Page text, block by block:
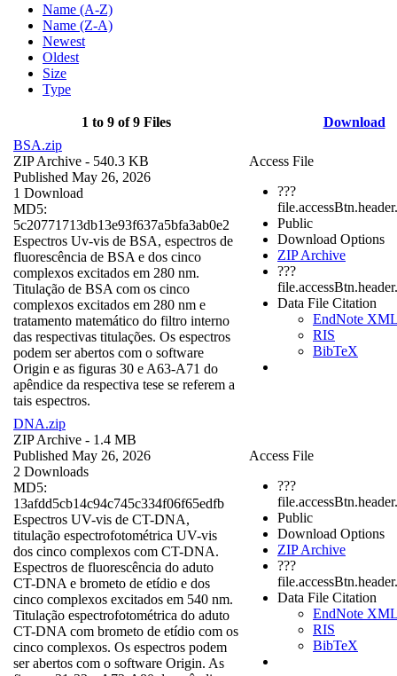
Name (A-Z)
Name (Z-A)
Newest
Oldest
Size
Type
1 to 9 of 9 Files
Download
BSA.zip
ZIP Archive - 540.3 KB
Published May 26, 2026
1 Download
MD5:
5c20771713db13e93f637a5bfa3ab0e2
Espectros Uv-vis de BSA, espectros de
fluorescência de BSA e dos cinco
complexos excitados em 280 nm.
Titulação de BSA com os cinco
complexos excitados em 280 nm e
tratamento matemático do filtro interno
das respectivas titulações. Os espectros
podem ser abertos com o software
Origin e as figuras 30 e A63-A71 do
apêndice da respectiva tese se referem a
tais espectros.
Access File
???
Public
Download Options
ZIP Archive
???
Data File Citation
EndNote
RIS
BibTeX
DNA.zip
ZIP Archive - 1.4 MB
Published May 26, 2026
2 Downloads
MD5:
13afdd5cb14c94c745c334f06f65edfb
Espectros UV-vis de CT-DNA,
titulação espectrofotométrica UV-vis
dos cinco complexos com CT-DNA.
Espectros de fluorescência do aduto
CT-DNA e brometo de etídio e dos
cinco complexos excitados em 540 nm.
Titulação espectrofotométrica do aduto
CT-DNA com brometo de etídio com os
cinco complexos. Os espectros podem
ser abertos com o software Origin. As
Access File
???
Public
Download Options
ZIP Archive
???
Data File Citation
EndNote
RIS
BibTeX